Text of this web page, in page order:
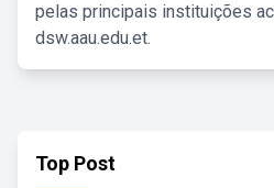
pelas principais instituições
dsw.aau.edu.et.
Top Post